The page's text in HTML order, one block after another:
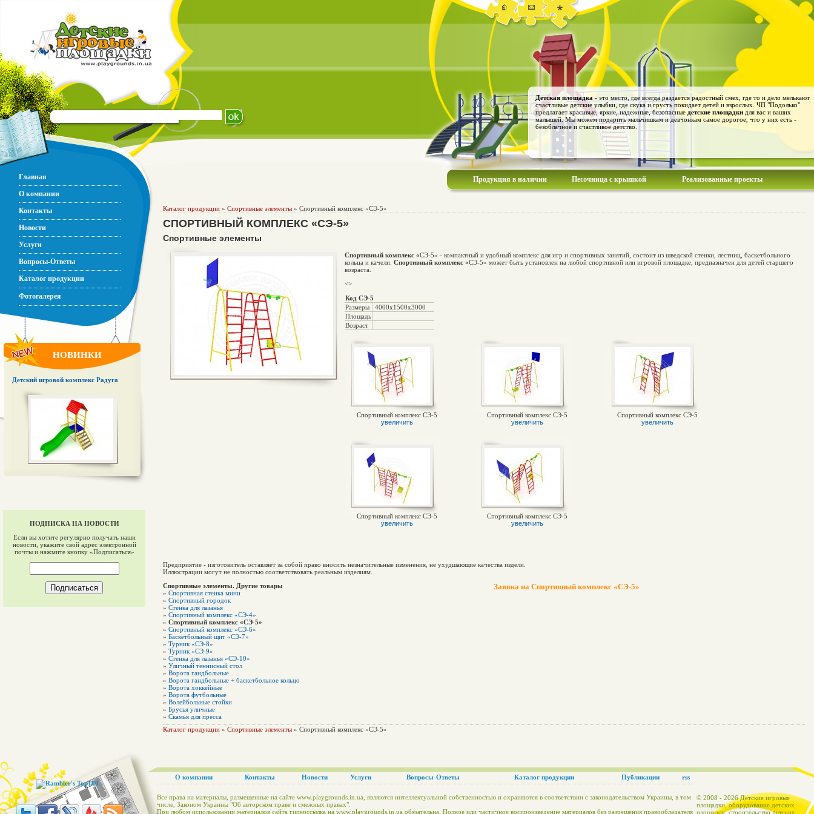
Детская площадка - это место, где всегда раздается радостный смех, где то и дело мелькают
счастливые детские улыбки, где скука и грусть покидает детей и взрослых. ЧП "Подолько"
предлагает красивые, яркие, надежные, безопасные детские площадки для вас и ваших
малышей. Мы можем подарить мальчишкам и девчонкам самое дорогое, что у них есть -
безоблачное и счастливое детство.
Главная
О компании
Контакты
Новости
Услуги
Вопросы-Ответы
Каталог продукции
Фотогалерея
НОВИНКИ
Детский игровой комплекс Радуга
ПОДПИСКА НА НОВОСТИ
Если вы хотите регулярно получать наши
новости, укажите свой адрес электронной
почты и нажмите кнопку «Подписаться»
Продукция в наличии Песочница с крышкой Реализованные проекты
Каталог продукции » Спортивные элементы » Спортивный комплекс «СЭ-5»
СПОРТИВНЫЙ КОМПЛЕКС «СЭ-5»
Спортивные элементы
Спортивный комплекс «СЭ-5» - компактный и удобный комплекс для игр и спортивных занятий, состоит из шведской стенки, лестниц, баскетбольного
кольца и качели. Спортивный комплекс «СЭ-5» может быть установлен на любой спортивной или игровой площадке, предназначен для детей старшего
возраста.
<>
Код СЭ-5
Размеры
4000х1500х3000
Площадь
Возраст
Спортивный комплекс СЭ-5
увеличить
Спортивный комплекс СЭ-5
увеличить
Спортивный комплекс СЭ-5
увеличить
Спортивный комплекс СЭ-5
увеличить
Спортивный комплекс СЭ-5
увеличить
Предприятие - изготовитель оставляет за собой право вносить незначительные изменения, не ухудшающие качества издели.
Иллюстрации могут не полностью соответствовать реальным изделиям.
Спортивные элементы. Другие товары
» Спортивная стенка мини
» Спортивный городок
» Стенка для лазанья
» Спортивный комплекс «СЭ-4»
» Спортивный комплекс «СЭ-5»
» Спортивный комплекс «СЭ-6»
» Баскетбольный щит «СЭ-7»
» Турник «СЭ-8»
» Турник «СЭ-9»
» Стенка для лазанья «СЭ-10»
» Уличный теннисный стол
» Ворота гандбольные
» Ворота гандбольные + баскетбольное кольцо
» Ворота хоккейные
» Ворота футбольные
» Волейбольные стойки
» Брусья уличные
» Скамья для пресса
Заявка на Спортивный комплекс «СЭ-5»
Каталог продукции » Спортивные элементы » Спортивный комплекс «СЭ-5»
О компании Контакты Новости Услуги Вопросы-Ответы Каталог продукции Публикации rss
Все права на материалы, размещенные на сайте www.playgrounds.in.ua, являются интеллектуальной собственностью и охраняются в соответствии с законодательством Украины, в том
числе, Законом Украины "Об авторском праве и смежных правах".
При любом использовании материалов сайта гиперссылка на www.playgrounds.in.ua обязательна. Полное или частичное воспроизведение материалов без разрешения правообладателя
© 2008 - 2026 Детские игровые
площадки, оборудование детских
площадок, строительство детских